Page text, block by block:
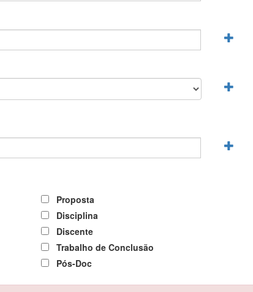
Proposta
Disciplina
Discente
Trabalho de Conclusão
Pós-Doc